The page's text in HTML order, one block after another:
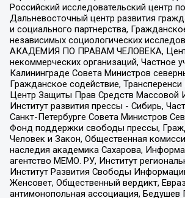
Российский исследовательский центр
Дальневосточный центр развития
и социального партнерства,
независимых социологических
АКАДЕМИЯ ПО ПРАВАМ ЧЕЛОВЕКА,
некоммерческих организаций, Частное
Калининграде Совета Министров
Гражданское содействие,
Центр Защиты Прав Средств Массовой
Институт развития прессы - Сибирь,
Санкт-Петербурге Совета Министров
Фонд поддержки свободы прессы,
Человек и Закон, Общественная
наследия академика Сахарова,
агентство МЕМО. РУ, Институт
Институт Развития Свободы
Женсовет, Общественный вердикт,
антимонопольная ассоциация, Бедушев